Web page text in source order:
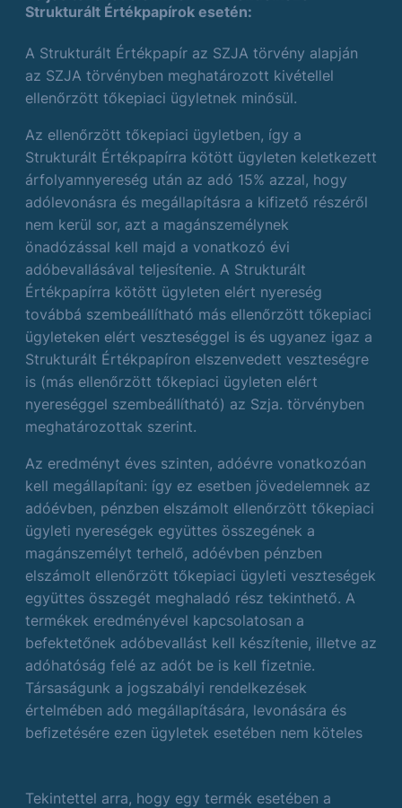
Strukturált Értékpapírok esetén:
A Strukturált Értékpapír az SZJA törvény alapján
az SZJA törvényben meghatározott kivétellel
ellenőrzött tőkepiaci ügyletnek minősül.
Az ellenőrzött tőkepiaci ügyletben, így a
Strukturált Értékpapírra kötött ügyleten keletkezett
árfolyamnyereség után az adó 15% azzal, hogy
adólevonásra és megállapításra a kifizető részéről
nem kerül sor, azt a magánszemélynek
önadózással kell majd a vonatkozó évi
adóbevallásával teljesítenie. A Strukturált
Értékpapírra kötött ügyleten elért nyereség
továbbá szembeállítható más ellenőrzött tőkepiaci
ügyleteken elért veszteséggel is és ugyanez igaz a
Strukturált Értékpapíron elszenvedett veszteségre
is (más ellenőrzött tőkepiaci ügyleten elért
nyereséggel szembeállítható) az Szja. törvényben
meghatározottak szerint.
Az eredményt éves szinten, adóévre vonatkozóan
kell megállapítani: így ez esetben jövedelemnek az
adóévben, pénzben elszámolt ellenőrzött tőkepiaci
ügyleti nyereségek együttes összegének a
magánszemélyt terhelő, adóévben pénzben
elszámolt ellenőrzött tőkepiaci ügyleti veszteségek
együttes összegét meghaladó rész tekinthető. A
termékek eredményével kapcsolatosan a
befektetőnek adóbevallást kell készítenie, illetve az
adóhatóság felé az adót be is kell fizetnie.
Társaságunk a jogszabályi rendelkezések
értelmében adó megállapítására, levonására és
befizetésére ezen ügyletek esetében nem köteles
Tekintettel arra, hogy egy termék esetében a